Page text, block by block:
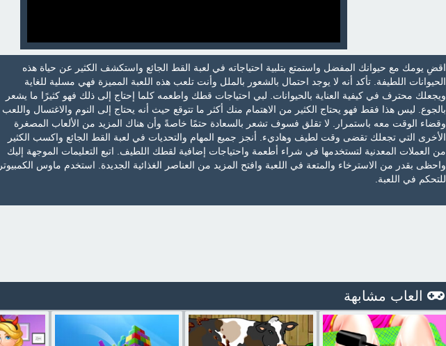
اقضِ يومك مع حيوانك المفضل واستمتع بتلبية احتياجاته في لعبة القط الجائع واستكشف الكثير عن حياة هذه
الحيوانات اللطيفة. تأكد أنه لا يوجد احتمال بالشعور بالملل وأنت تلعب هذه اللعبة المميزة فهي مسلية للغاية
ويجعلك محترف في كيفية العناية بالحيوانات. لبي احتياجات قطك واطعمه كلما إحتاج إلى ذلك فهو كثيرًا ما يشعر
بالجوع. ليس هذا فقط فهو يحتاج الكثير من الاهتمام منك أكثر ما تتوقع حيث أنه يحتاج إلى النوم والاغتسال واللعب
وقضاء الوقت معه باستمرار. لا تقلق فسوف تشعر بالسعادة حتمًا خاصةً وأن هناك المزيد من الألعاب المصغرة
الأخرى التي تجعلك تقضى وقت لطيف وهاديء. أنجز جميع المهام والتحديات في لعبة القط الجائع واكسب الكثير
من العملات المعدنية لتستخدمها في شراء أطعمة واحتياجات إضافية لقطك اللطيف. اتبع التعليمات الموجهة إليك
واحظى بقدر من الاسترخاء والمتعة في اللعبة وافتح المزيد من العناصر الغذائية الجديدة. استخدم ماوس الكمبيوتر
للتحكم في اللعبة.
العاب مشابهة